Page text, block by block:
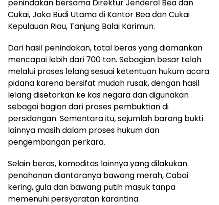
penindakan bersama Direktur Jenderal Bea dan
Cukai, Jaka Budi Utama di Kantor Bea dan Cukai
Kepulauan Riau, Tanjung Balai Karimun.
Dari hasil penindakan, total beras yang diamankan
mencapai lebih dari 700 ton. Sebagian besar telah
melalui proses lelang sesuai ketentuan hukum acara
pidana karena bersifat mudah rusak, dengan hasil
lelang disetorkan ke kas negara dan digunakan
sebagai bagian dari proses pembuktian di
persidangan. Sementara itu, sejumlah barang bukti
lainnya masih dalam proses hukum dan
pengembangan perkara.
Selain beras, komoditas lainnya yang dilakukan
penahanan diantaranya bawang merah, Cabai
kering, gula dan bawang putih masuk tanpa
memenuhi persyaratan karantina.